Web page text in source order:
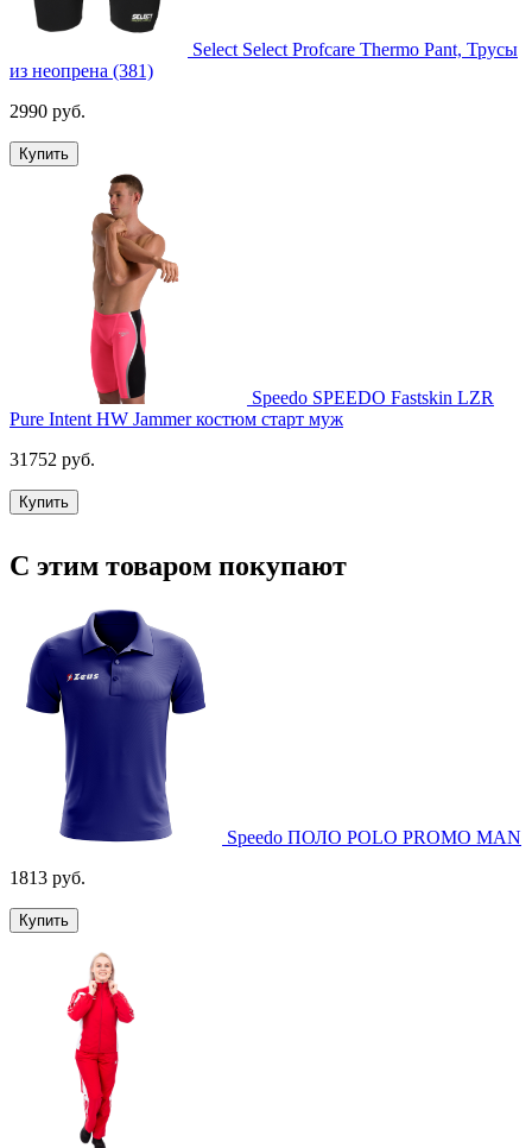
Select Select Profcare Thermo Pant, Трусы
из неопрена (381)
2990 руб.
Купить
Speedo SPEEDO Fastskin LZR
Pure Intent HW Jammer костюм старт муж
31752 руб.
Купить
С этим товаром покупают
Speedo ПОЛО POLO PROMO MAN
1813 руб.
Купить